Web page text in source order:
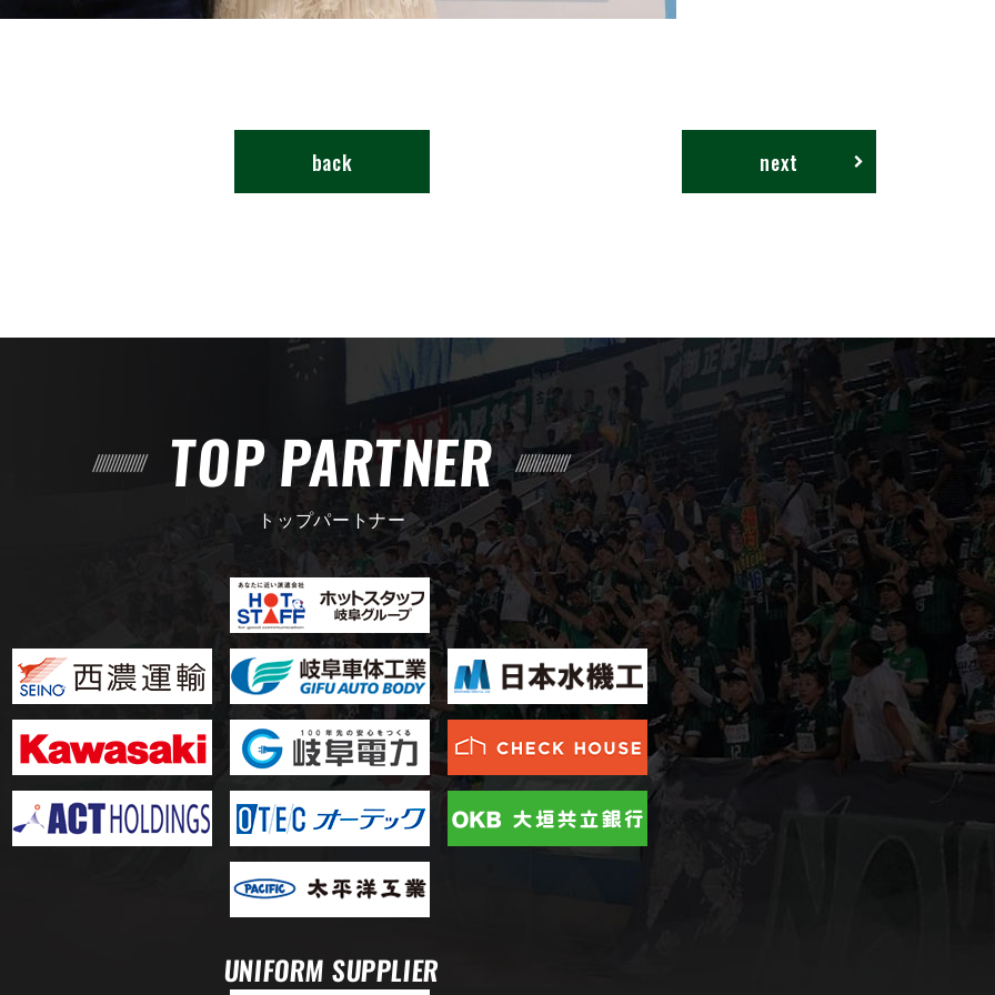
next
back
TOP PARTNER
トップパートナー
UNIFORM SUPPLIER